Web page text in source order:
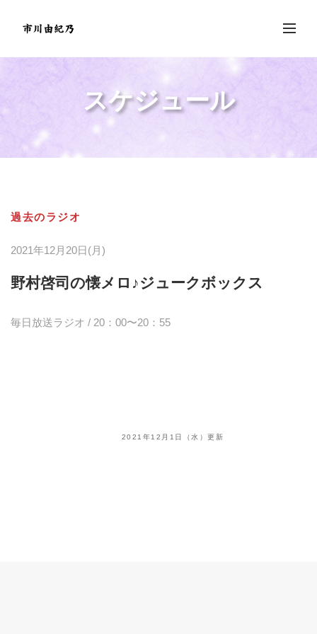
スケジュール
過去のラジオ
2021年12月20日(月)
野村啓司の懐メロ♪ジュークボックス
毎日放送ラジオ / 20：00〜20：55
2021年12月1日（水）更新